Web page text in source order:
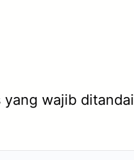
yang wajib ditandai